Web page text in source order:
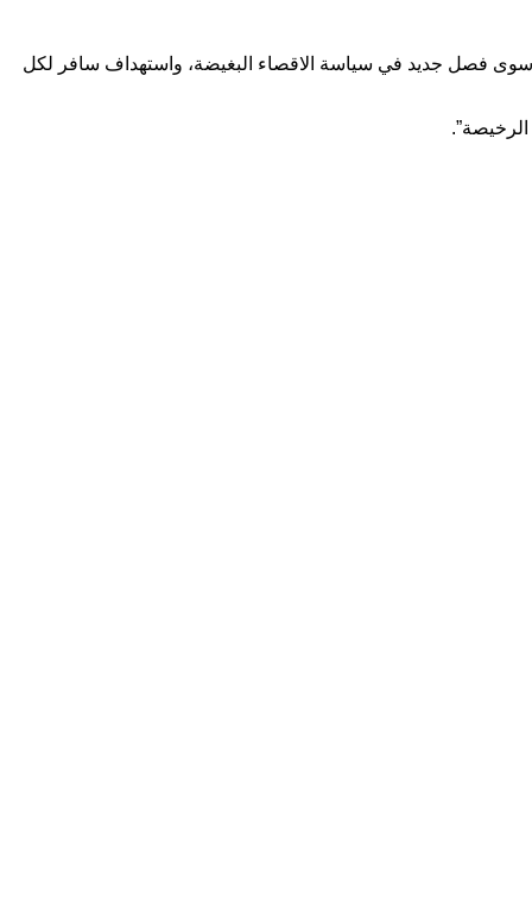
فصل جديد في سياسة الاقصاء البغيضة، واستهداف سافر لكل